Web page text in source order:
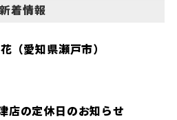
新着情報
（愛知県瀬戸市）
店の定休日のお知らせ